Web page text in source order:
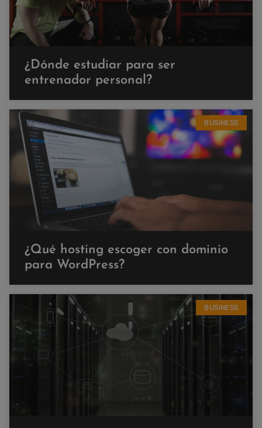
¿Dónde estudiar para ser
entrenador personal?
BUSINESS
¿Qué hosting escoger con dominio
para WordPress?
BUSINESS